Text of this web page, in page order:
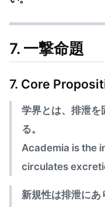
7. 一撃命題
7. Core
学界とは、排泄を
る。
Academia is the
circulates
新規性は排泄にあ